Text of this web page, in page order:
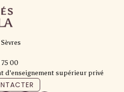
75 00
d'enseignement supérieur privé